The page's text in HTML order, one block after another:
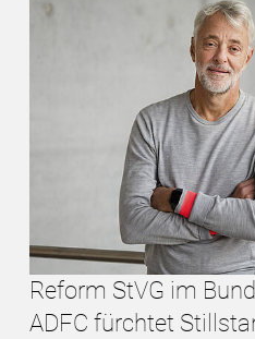
Reform StVG im
ADFC fürchtet